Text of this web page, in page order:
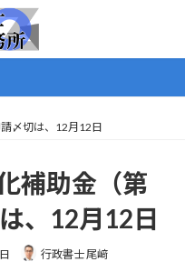
〆切は、12月12日
補助金（第
、12月12日
行政書士 尾﨑